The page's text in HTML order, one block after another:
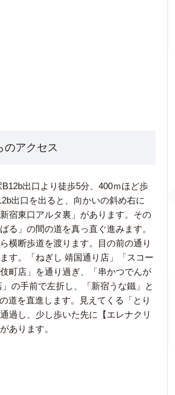
のアクセス
出口より徒歩5分、400ｍほど歩
出口を出ると、向かいの斜め右に
宿東口アルタ裏」があります。その
る」の間の道を真っ直ぐ進みます。
横断歩道を渡ります。目の前の通り
す。「ねぎし 靖国通り店」「スコー
町店」を通り過ぎ、「串かつでんが
の手前で左折し、「新宿うな鐵」と
道を直進します。見えてくる「とり
過し、少し歩いた先に【エレナクリ
あります。